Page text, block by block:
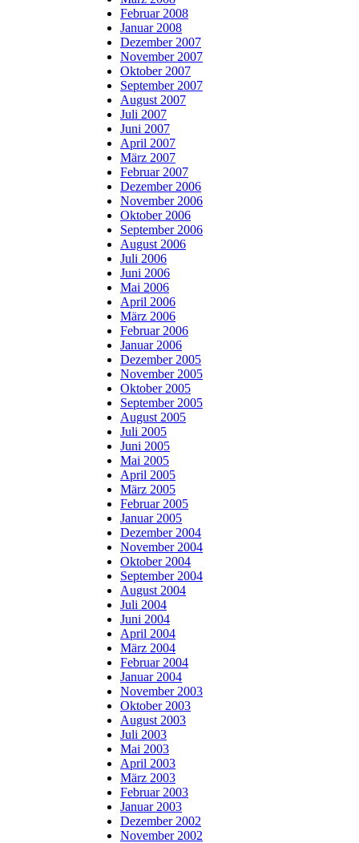
Februar 2008
Januar 2008
Dezember 2007
November 2007
Oktober 2007
September 2007
August 2007
Juli 2007
Juni 2007
April 2007
März 2007
Februar 2007
Dezember 2006
November 2006
Oktober 2006
September 2006
August 2006
Juli 2006
Juni 2006
Mai 2006
April 2006
März 2006
Februar 2006
Januar 2006
Dezember 2005
November 2005
Oktober 2005
September 2005
August 2005
Juli 2005
Juni 2005
Mai 2005
April 2005
März 2005
Februar 2005
Januar 2005
Dezember 2004
November 2004
Oktober 2004
September 2004
August 2004
Juli 2004
Juni 2004
April 2004
März 2004
Februar 2004
Januar 2004
November 2003
Oktober 2003
August 2003
Juli 2003
Mai 2003
April 2003
März 2003
Februar 2003
Januar 2003
Dezember 2002
November 2002